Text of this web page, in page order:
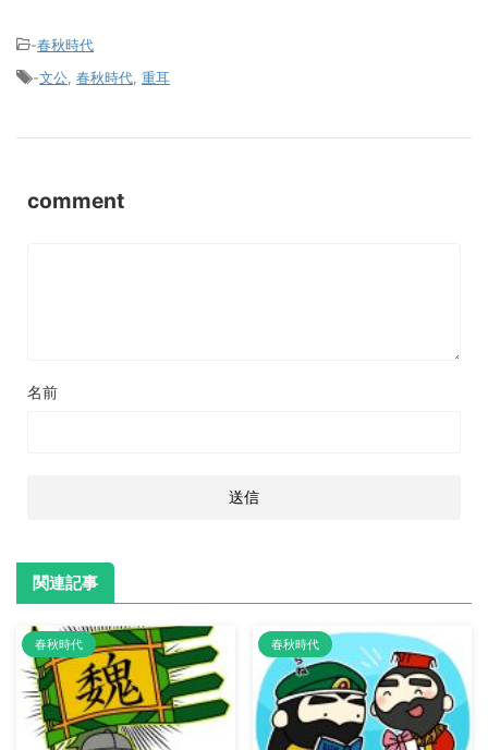
-春秋時代
-文公 春秋時代 重耳
comment
名前
関連記事
春秋時代 春秋時代